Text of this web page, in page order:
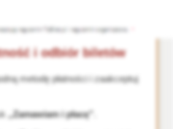
i odbiór biletów
metodę płatności i zaakceptuj
„Zamawiam i płacę”